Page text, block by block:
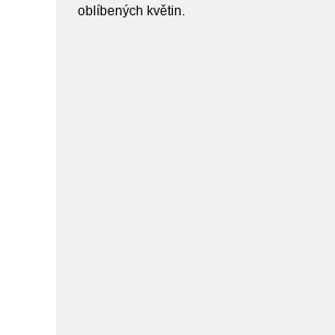
oblíbených květin.